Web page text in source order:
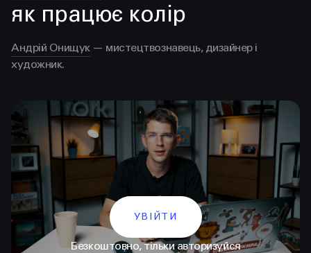
бібліотека
менторство
lezo
блог
як працює колір
Андрій Онищук— мистецтвознавець, дизайнер і
художник.
УВІЙТИ
Безкоштовно, тільки авторизуйся